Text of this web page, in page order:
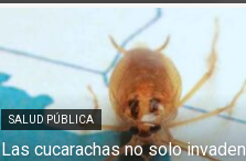
SALUD PÚBLICA
Las cucarachas no solo invaden